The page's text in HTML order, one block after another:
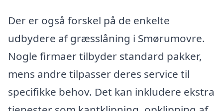
Der er også forskel på de enkelte
udbydere af græsslåning i Smørumovre.
Nogle firmaer tilbyder standard pakker,
mens andre tilpasser deres service til
specifikke behov. Det kan inkludere ekstra